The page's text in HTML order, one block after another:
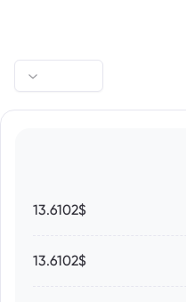
13.6102$
13.6102$